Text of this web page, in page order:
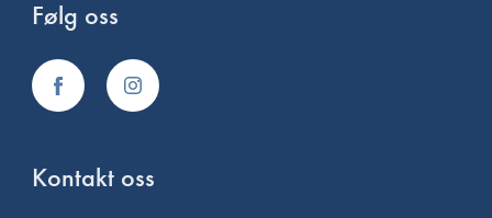
Følg oss
Kontakt oss